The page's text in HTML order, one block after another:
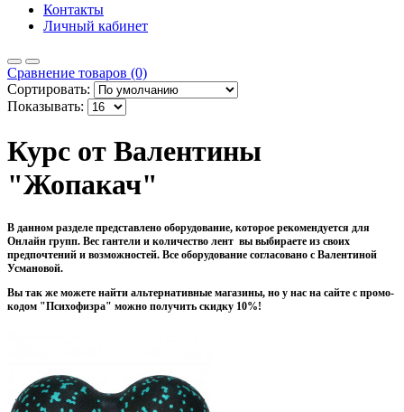
Контакты
Личный кабинет
Сравнение товаров (0)
Сортировать:
Показывать:
Курс от Валентины
"Жопакач"
В данном разделе представлено оборудование, которое рекомендуется для
Онлайн групп. Вес гантели и количество лент вы выбираете из своих
предпочтений и возможностей. Все оборудование согласовано с Валентиной
Усмановой.
Вы так же можете найти альтернативные магазины, но у нас на сайте с промо-
кодом "Психофизра" можно получить скидку 10%!